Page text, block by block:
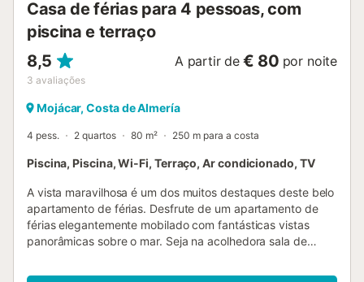
entrada de animais de estimação na piscina. O Wi-Fi é
adequado para chamadas...
Casa de férias para 4 pessoas, com
piscina e terraço
8,5
3 avaliações
A partir de € 80 por noite
Mojácar, Costa de Almería
4 pess. 2 quartos 80 m² 250 m para a costa
Piscina, Piscina, Wi-Fi, Terraço, Ar condicionado, TV
A vista maravilhosa é um dos muitos destaques deste belo
apartamento de férias. Desfrute de um apartamento de
férias elegantemente mobilado com fantásticas vistas
panorâmicas sobre o mar. Seja na acolhedora sala de
elegante piscina exterior, o mar azul e a longa praia